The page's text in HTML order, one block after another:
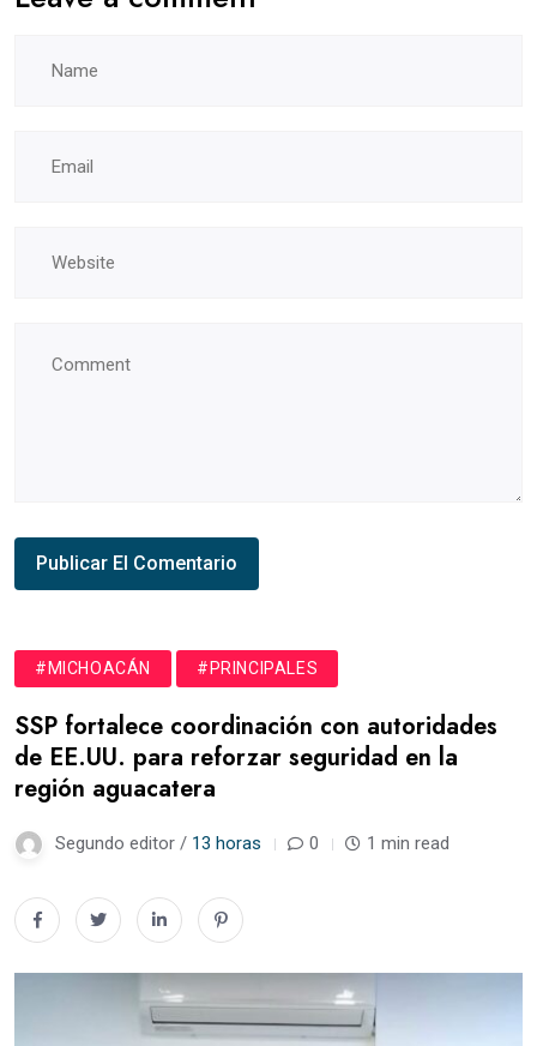
#MICHOACÁN #PRINCIPALES
SSP fortalece coordinación con autoridades
de EE.UU. para reforzar seguridad en la
región aguacatera
Segundo editor / 13 horas 0 1 min read